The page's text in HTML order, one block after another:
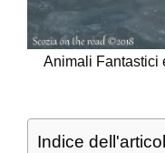
Animali Fantastici
Indice